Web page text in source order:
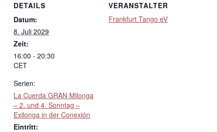
DETAILS
Datum:
8. Juli 2029
Zeit:
16:00 - 20:30
CET
Serien:
La Cuerda GRAN Milonga
– 2. und 4. Sonntag –
Exilonga in der Conexión
Eintritt:
VERANSTALTER
Frankfurt Tango eV